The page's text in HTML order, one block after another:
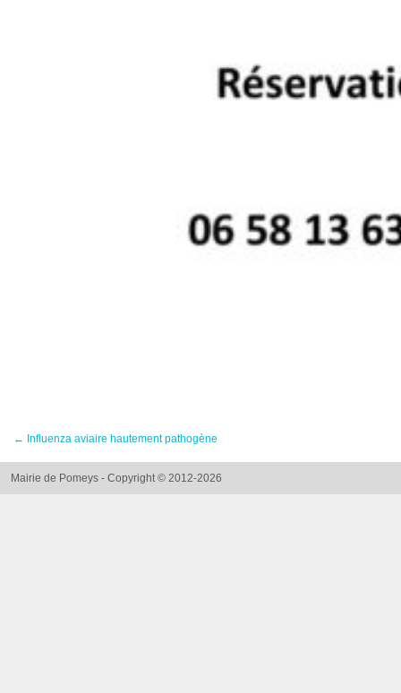
← Influenza aviaire hautement pathogène
Mairie de Pomeys - Copyright © 2012-2026